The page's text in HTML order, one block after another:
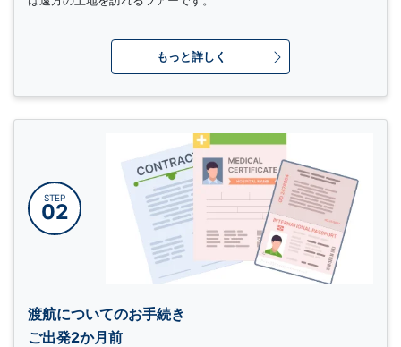
もっと詳しく
STEP
02
渡航についてのお手続き
ご出発2か月前